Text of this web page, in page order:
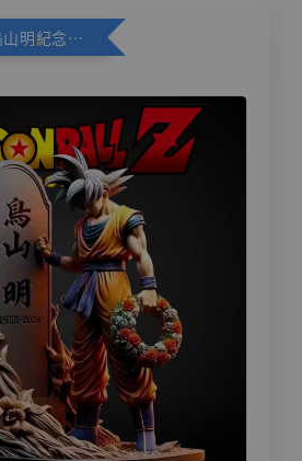
加購優惠【悟空 鳥山明紀念款 [奇蹟工作室]】